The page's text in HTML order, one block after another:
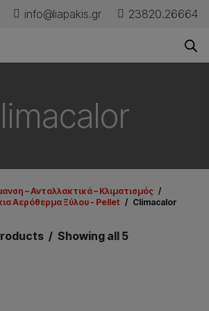
info@liapakis.gr 23820.26664
– Ανταλλακτικά – Κλιματισμός /
Αερόθερμα Ξύλου - Pellet / Climacalor
Showing all 5